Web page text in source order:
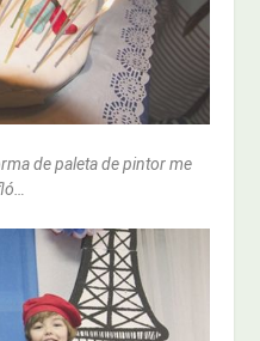
de paleta de pintor me